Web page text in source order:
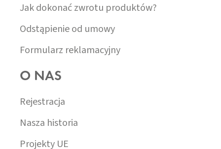
Jak dokonać zwrotu produktów?
Odstąpienie od umowy
Formularz reklamacyjny
O NAS
Rejestracja
Nasza historia
Projekty UE